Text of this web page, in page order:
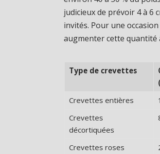
judicieux de prévoir 4 à 6
invités. Pour une
augmenter cette
Type de crevettes
Crevettes entières
Crevettes
décortiquées
Crevettes roses